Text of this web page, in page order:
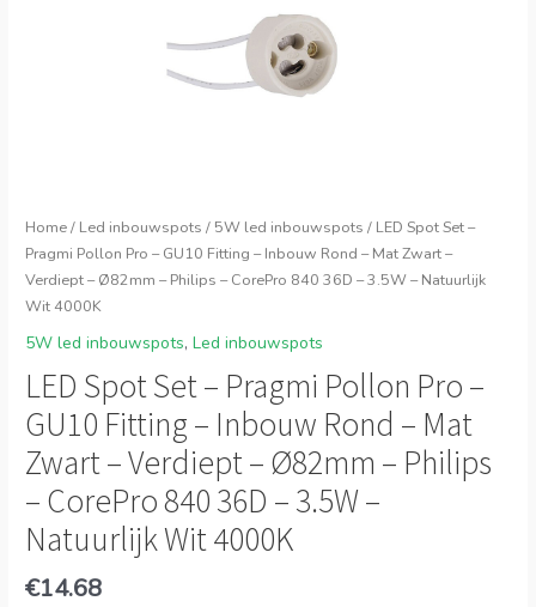
Home/ Led inbouwspots / 5W led inbouwspots / LED Spot Set –
Pragmi Pollon Pro – GU10 Fitting – Inbouw Rond – Mat Zwart –
Verdiept – Ø82mm – Philips – CorePro 840 36D – 3.5W – Natuurlijk
Wit 4000K
5W led inbouwspots,Led inbouwspots
LED Spot Set – Pragmi Pollon Pro –
GU10 Fitting – Inbouw Rond – Mat
Zwart – Verdiept – Ø82mm – Philips
– CorePro 840 36D – 3.5W –
Natuurlijk Wit 4000K
€14.68